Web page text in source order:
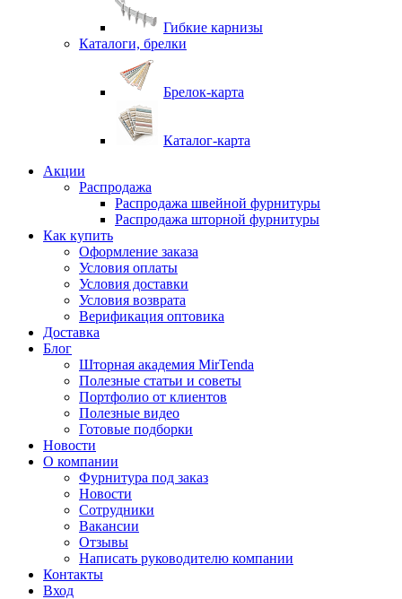
Гибкие карнизы
Каталоги, брелки
Брелок-карта
Каталог-карта
Акции
Распродажа
Распродажа швейной фурнитуры
Распродажа шторной фурнитуры
Как купить
Оформление заказа
Условия оплаты
Условия доставки
Условия возврата
Верификация оптовика
Доставка
Блог
Шторная академия MirTenda
Полезные статьи и советы
Портфолио от клиентов
Полезные видео
Готовые подборки
Новости
О компании
Фурнитура под заказ
Новости
Сотрудники
Вакансии
Отзывы
Написать руководителю компании
Контакты
Вход